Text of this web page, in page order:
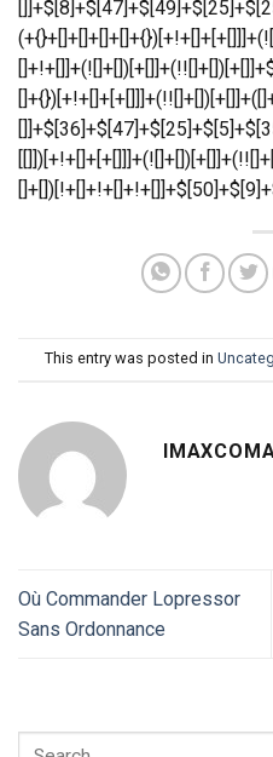
This entry was posted in
Où Commander Lopressor
Sans Ordonnance